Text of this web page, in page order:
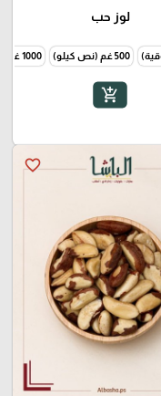
لوز حب
500 غم (نص كيلو) 1000 غم (1 كيلو)
add_shopping_cart
favorite_border